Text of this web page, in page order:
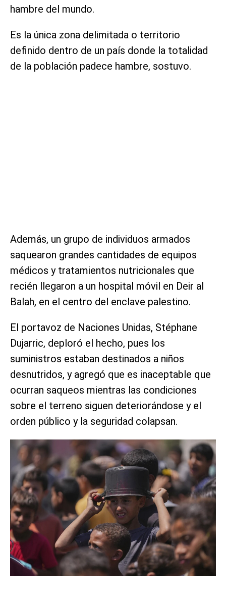
hambre del mundo.
Es la única zona delimitada o territorio
definido dentro de un país donde la totalidad
de la población padece hambre, sostuvo.
Además, un grupo de individuos armados
saquearon grandes cantidades de equipos
médicos y tratamientos nutricionales que
recién llegaron a un hospital móvil en Deir al
Balah, en el centro del enclave palestino.
El portavoz de Naciones Unidas, Stéphane
Dujarric, deploró el hecho, pues los
suministros estaban destinados a niños
desnutridos, y agregó que es inaceptable que
ocurran saqueos mientras las condiciones
sobre el terreno siguen deteriorándose y el
orden público y la seguridad colapsan.